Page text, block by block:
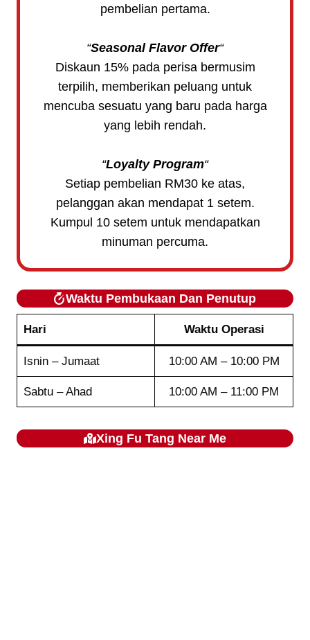
pembelian pertama.
“Seasonal Flavor Offer“
Diskaun 15% pada perisa bermusim
terpilih, memberikan peluang untuk
mencuba sesuatu yang baru pada harga
yang lebih rendah.
“Loyalty Program“
Setiap pembelian RM30 ke atas,
pelanggan akan mendapat 1 setem.
Kumpul 10 setem untuk mendapatkan
minuman percuma.
Waktu Pembukaan Dan Penutup
Hari Waktu Operasi
Isnin – Jumaat 10:00 AM – 10:00 PM
Sabtu – Ahad 10:00 AM – 11:00 PM
Xing Fu Tang Near Me